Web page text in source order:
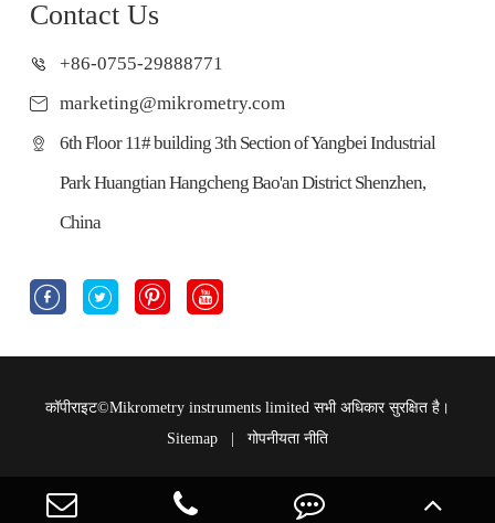
Contact Us
+86-0755-29888771
marketing@mikrometry.com
6th Floor 11# building 3th Section of Yangbei Industrial
Park Huangtian Hangcheng Bao'an District Shenzhen,
China
   
कॉपीराइट©Mikrometry instruments limited सभी अधिकार सुरक्षित है।
Sitemap | गोपनीयता नीति